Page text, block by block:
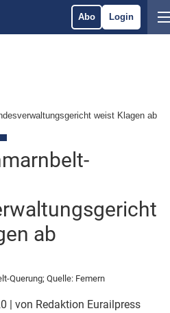
Abo Login
weist Klagen ab
ab
Querung; Quelle: Femern
| von Redaktion Eurailpress